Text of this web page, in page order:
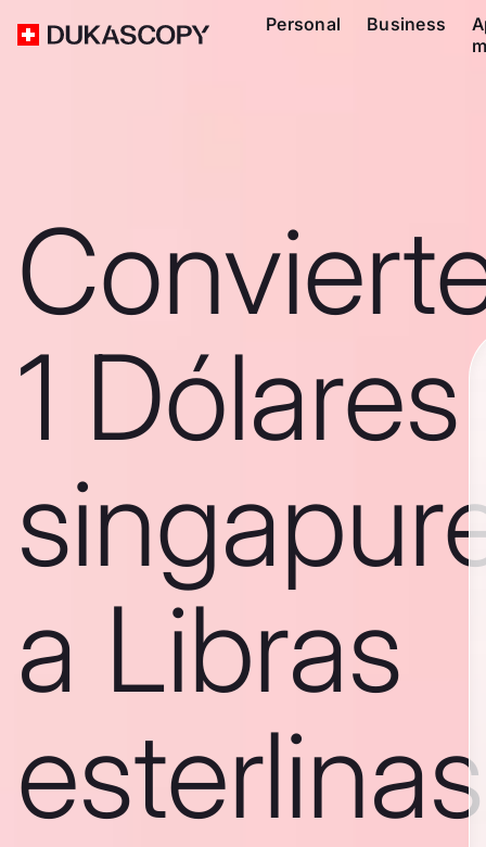
Personal Business
1 Dólares
a Libras
esterlinas